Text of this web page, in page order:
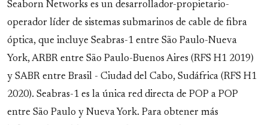
Seaborn Networks es un desarrollador-propietario-
operador líder de sistemas submarinos de cable de fibra
óptica, que incluye Seabras-1 entre São Paulo-Nueva
York, ARBR entre São Paulo-Buenos Aires (RFS H1 2019)
y SABR entre Brasil - Ciudad del Cabo, Sudáfrica (RFS H1
2020). Seabras-1 es la única red directa de POP a POP
entre São Paulo y Nueva York. Para obtener más